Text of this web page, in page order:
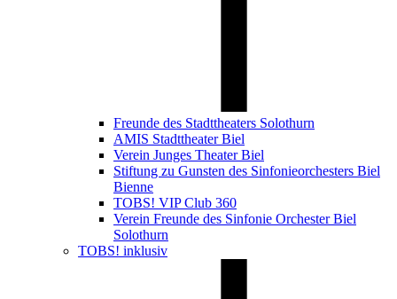
Freunde des Stadttheaters Solothurn
AMIS Stadttheater Biel
Verein Junges Theater Biel
Stiftung zu Gunsten des Sinfonieorchesters Biel
Bienne
TOBS! VIP Club 360
Verein Freunde des Sinfonie Orchester Biel
Solothurn
TOBS! inklusiv